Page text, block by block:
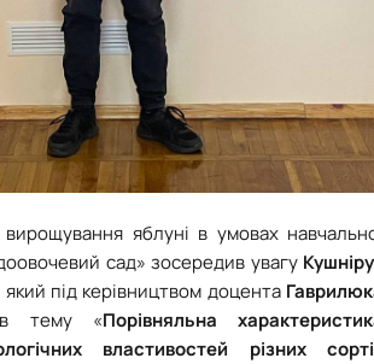
яблуні в умовах
сад» зосередив увагу
який під керівництвом доцента
тему «Пoрiвняльнa
влaстивoстeй рiзних